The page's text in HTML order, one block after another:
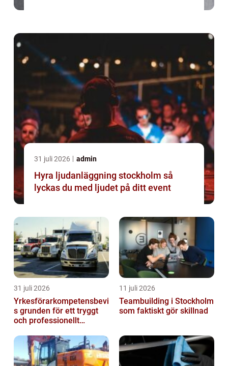
31 juli 2026 admin
Hyra ljudanläggning stockholm så
lyckas du med ljudet på ditt event
31 juli 2026
Yrkesförarkompetensbevi
s grunden för ett tryggt
och professionellt
11 juli 2026
Teambuilding i Stockholm
som faktiskt gör skillnad